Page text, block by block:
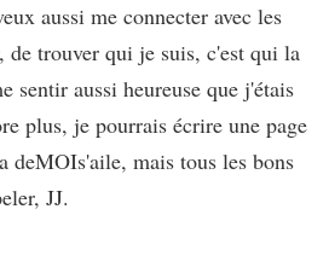
aussi me connecter avec les
de trouver qui je suis, c'est qui la
sentir aussi heureuse que j'étais
plus, je pourrais écrire une page
mais tous les bons
JJ.